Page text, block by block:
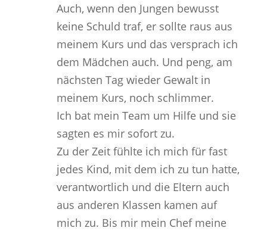
Auch, wenn den Jungen bewusst
keine Schuld traf, er sollte raus aus
meinem Kurs und das versprach ich
dem Mädchen auch. Und peng, am
nächsten Tag wieder Gewalt in
meinem Kurs, noch schlimmer.
Ich bat mein Team um Hilfe und sie
sagten es mir sofort zu.
Zu der Zeit fühlte ich mich für fast
jedes Kind, mit dem ich zu tun hatte,
verantwortlich und die Eltern auch
aus anderen Klassen kamen auf
mich zu. Bis mir mein Chef meine